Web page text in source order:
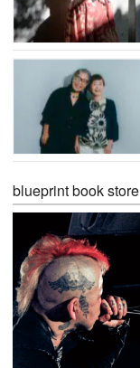
blueprint book store